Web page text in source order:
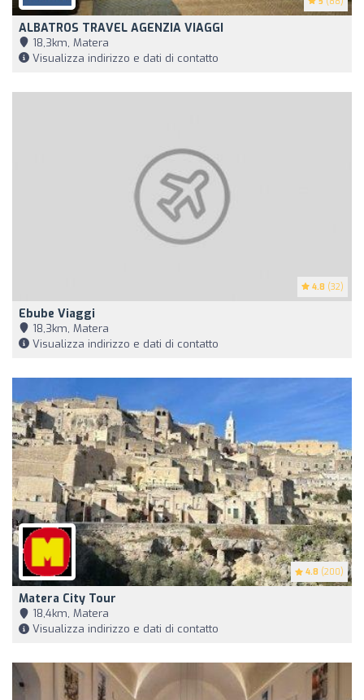
ALBATROS TRAVEL AGENZIA VIAGGI
18,3km, Matera
Visualizza indirizzo e dati di contatto
4.8 (32)
Ebube Viaggi
18,3km, Matera
Visualizza indirizzo e dati di contatto
4.8 (200)
Matera City Tour
18,4km, Matera
Visualizza indirizzo e dati di contatto